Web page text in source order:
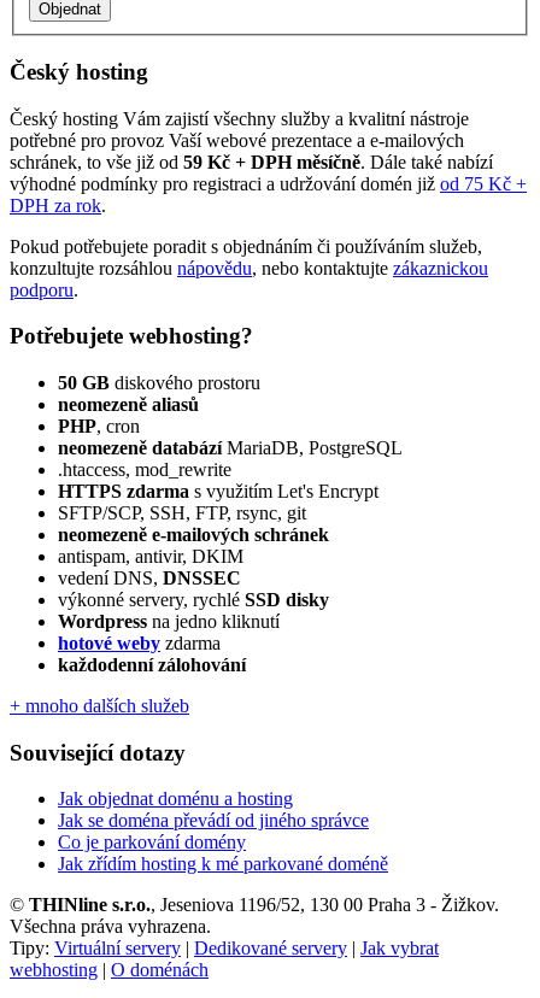
Český hosting
Český hosting Vám zajistí všechny služby a kvalitní nástroje
potřebné pro provoz Vaší webové prezentace a e‑mailových
schránek, to vše již od 59 Kč + DPH měsíčně. Dále také nabízí
výhodné podmínky pro registraci a udržování domén již od 75 Kč +
DPH za rok.
Pokud potřebujete poradit s objednáním či používáním služeb,
konzultujte rozsáhlou nápovědu, nebo kontaktujte zákaznickou
podporu.
Potřebujete webhosting?
50 GB diskového prostoru
neomezeně aliasů
PHP, cron
neomezeně databázíMariaDB, PostgreSQL
.htaccess, mod_rewrite
HTTPS zdarma s využitím Let's Encrypt
SFTP/SCP, SSH, FTP, rsync, git
neomezeně e‑mailových schránek
antispam, antivir, DKIM
vedení DNS, DNSSEC
výkonné servery, rychlé SSD disky
Wordpress na jedno kliknutí
hotové weby zdarma
každodenní zálohování
+ mnoho dalších služeb
Související dotazy
Jak objednat doménu a hosting
Jak se doména převádí od jiného správce
Co je parkování domény
Jak zřídím hosting k mé parkované doméně
© THINline s.r.o., Jeseniova 1196/52, 130 00 Praha 3 - Žižkov.
Všechna práva vyhrazena.
Tipy: Virtuální servery | Dedikované servery | Jak vybrat
webhosting | O doménách